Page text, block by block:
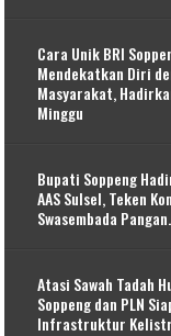
Cara Unik BRI
Mendekatkan Diri
Masyarakat,
Minggu
Bupati Soppeng
AAS Sulsel, Teken
Swasembada Pangan.
Atasi Sawah Tadah
Soppeng dan PLN
Infrastruktur